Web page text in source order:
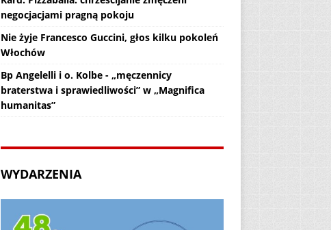
negocjacjami pragną pokoju
Nie żyje Francesco Guccini, głos kilku pokoleń
Włochów
Bp Angelelli i o. Kolbe - „męczennicy
braterstwa i sprawiedliwości” w „Magnifica
humanitas”
WYDARZENIA